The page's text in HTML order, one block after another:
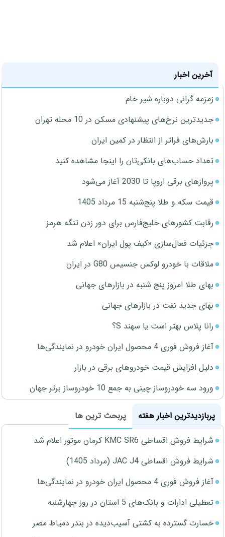
آخرین اخبار
زمزمه گرانی دوباره شیر خام
جدیدترین نرخ‌های پیشنهادی مسکن در 10 محله تهران
بارش‌های فراتر از انتظار در کمین ایران
تعداد حساب‌های بانکی‌تان را اینجا مشاهده کنید
پروازهای برقی اروپا تا 2030 آغاز می‌شود
قیمت سکه و طلا پنج‌شنبه 15 مرداد 1405
رقابت کشورهای خلیج‌فارس برای دور زدن تنگه هرمز
جزئیات فعال‌سازی «کیف پول ایران» اعلام شد
ملاقات با خودرو لوکس جنسیس G80 در ایران
بهای طلا امروز پنج شنبه در بازارهای جهانی
بهای جدید نفت در بازارهای جهانی
رانا پلاس بهتر است یا سهند S؟
آغاز فروش فوری 4 محصول ایران خودرو در نمایندگی‌ها
دلیل افزایش قیمت خودروهای برقی در بازار
ورود سه خودروساز چینی به جمع 10 خودروساز برتر جهان
پربازدیدترین اخبار هفته
پربحث ترین ها
شرایط فروش اقساطی KMC SR6 کرمان موتور اعلام شد
شرایط فروش اقساطی JAC J4 (مرداد 1405)
آغاز فروش فوری 4 محصول ایران خودرو در نمایندگی‌ها
تعطیلی ادارات و بانک‌های 5 استان در روز چهارشنبه
خسارت گسترده به کشتی آسیب‌دیده در بندر دمیاط مصر